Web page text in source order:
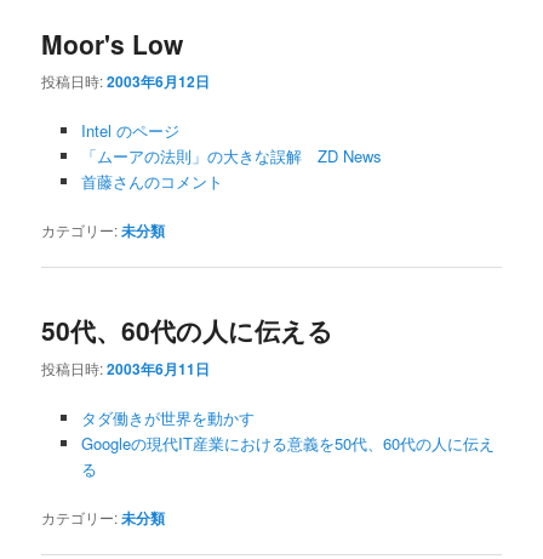
Moor's Low
投稿日時:2003年6月12日
Intel のページ
「ムーアの法則」の大きな誤解 ZD News
首藤さんのコメント
カテゴリー:未分類
50代、60代の人に伝える
投稿日時:2003年6月11日
タダ働きが世界を動かす
Googleの現代IT産業における意義を50代、60代の人に伝え
る
カテゴリー:未分類